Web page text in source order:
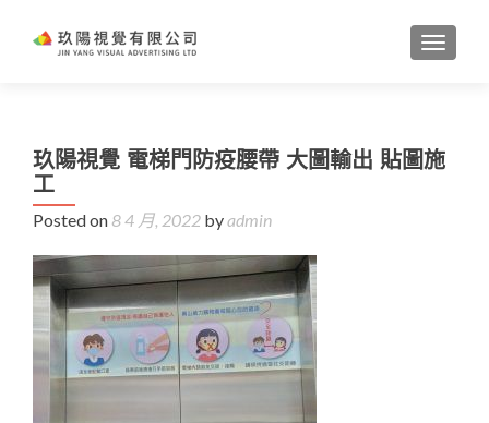
玖陽視覺 電梯門防疫腰帶 大圖輸出 貼圖施
工
Posted on 8 4 月, 2022 byadmin